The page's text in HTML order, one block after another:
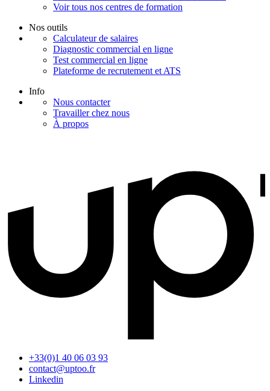
Voir tous nos centres de formation
Nos outils
Calculateur de salaires
Diagnostic commercial en ligne
Test commercial en ligne
Plateforme de recrutement et ATS
Info
Nous contacter
Travailler chez nous
À propos
+33(0)1 40 06 03 93
contact@uptoo.fr
Linkedin